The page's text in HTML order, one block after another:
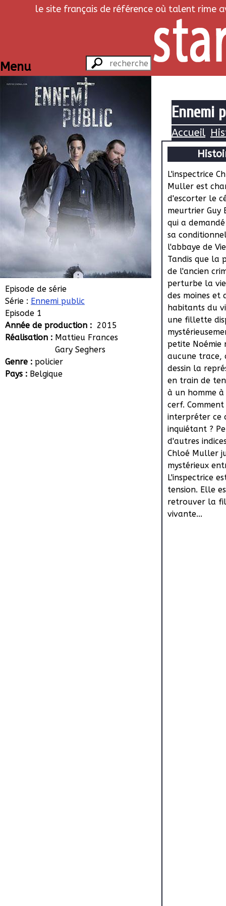
le site français de référence où talent rime
Menu
Episode de série
Série : Ennemi public
Episode 1
Année de production : 2015
Réalisation : Mattieu Frances
Gary Seghers
Genre : policier
Pays : Belgique
Ennemi
Accueil
L'inspectrice
Muller est
d'escorter le
meurtrier Guy
qui a
sa
l'abbaye de
Tandis que la
de l'ancien
perturbe la
des moines et
habitants du
une fillette
petite Noémie
aucune trace,
dessin la
en train de
à un homme
cerf. Comment
interpréter ce
inquiétant ?
d'autres
Chloé Muller
mystérieux
L'inspectrice
tension. Elle
retrouver la
vivante...